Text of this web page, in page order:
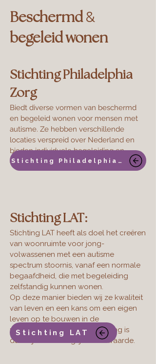
Beschermd &
begeleid wonen
Stichting Philadelphia
Zorg
Biedt diverse vormen van beschermd
en begeleid wonen voor mensen met
autisme. Ze hebben verschillende
locaties verspreid over Nederland en
bieden individuele begeleiding en
ondersteuning op maat.
Stichting LAT:
Stichting LAT heeft als doel het creëren
van woonruimte voor jong-
volwassenen met een autisme
spectrum stoornis, vanaf een normale
begaafdheid, die met begeleiding
zelfstandig kunnen wonen.
Op deze manier bieden wij ze kwaliteit
van leven en een kans om een eigen
leven op te bouwen in de
maatschappij. Een eigen woning is
daarbij een belangrijke voorwaarde.
Stichting Philadelphiazorg
Stichting LAT